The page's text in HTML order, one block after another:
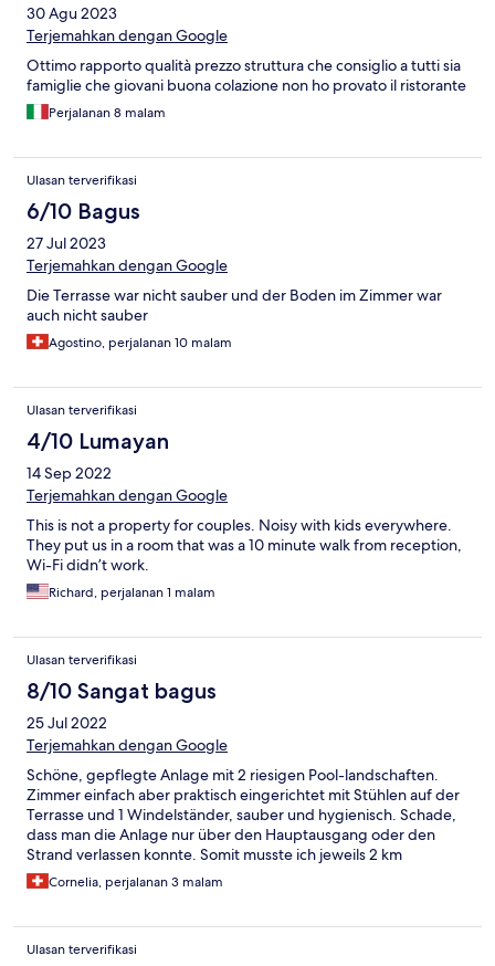
30 Agu 2023
Terjemahkan dengan Google
Ottimo rapporto qualità prezzo struttura che consiglio a tutti sia
famiglie che giovani buona colazione non ho provato il ristorante
Perjalanan 8 malam
Ulasan terverifikasi
6/10 Bagus
27 Jul 2023
Terjemahkan dengan Google
Die Terrasse war nicht sauber und der Boden im Zimmer war
auch nicht sauber
Agostino, perjalanan 10 malam
Ulasan terverifikasi
4/10 Lumayan
14 Sep 2022
Terjemahkan dengan Google
This is not a property for couples. Noisy with kids everywhere.
They put us in a room that was a 10 minute walk from reception,
Wi-Fi didn’t work.
Richard, perjalanan 1 malam
Ulasan terverifikasi
8/10 Sangat bagus
25 Jul 2022
Terjemahkan dengan Google
Schöne, gepflegte Anlage mit 2 riesigen Pool-landschaften.
Zimmer einfach aber praktisch eingerichtet mit Stühlen auf der
Terrasse und 1 Windelständer, sauber und hygienisch. Schade,
dass man die Anlage nur über den Hauptausgang oder den
Strand verlassen konnte. Somit musste ich jeweils 2 km
marschieren um meine Familie draussen zu sehen.
Cornelia, perjalanan 3 malam
Ulasan terverifikasi